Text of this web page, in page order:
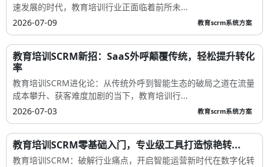
速发展的时代，教育培训行业正面临着前所未...
2026-07-09
教育scrm系统方案
教育培训SCRM新招：SaaS外呼颠覆传统，轻松提升转化
率
教育培训SCRM进化论：从传统外呼到智能生态的破局之道在流量
成本攀升、获客难度加剧的当下，教育培训行...
2026-07-03
教育scrm系统方案
教育培训SCRM零基础入门，专业级工具打造惊艳转...
教育培训SCRM：破解行业痛点，开启智能运营新时代在数字化转